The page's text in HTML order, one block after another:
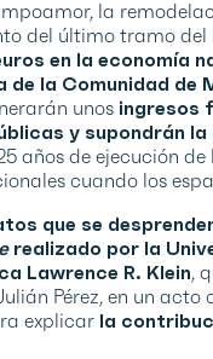
la
del último tramo del
en la economía
de la Comunidad de
unos ingresos
y supondrán
años de ejecución
cuando los
que se
realizado por la
Lawrence R. Klein,
Pérez, en un acto
explicar la